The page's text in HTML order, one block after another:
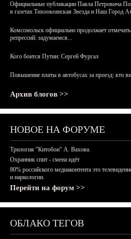
Официальные публикации Павла Петровича
в газетах Тихоокеанская Звезда и Наш Город
Комсомольск официально продолжает
репрессий: задумаемся...
Кого боится Путин: Сергей Фургал
Повышение платы в автобусах за проезд: кто
Архив блогов >>
НОВОЕ НА ФОРУМЕ
Трилогия "Китобои" А. Вахова.
Охранник спит - смена идёт
80% российского медиаконтента это
и наркологии.
Перейти на форум >>
ОБЛАКО ТЕГОВ